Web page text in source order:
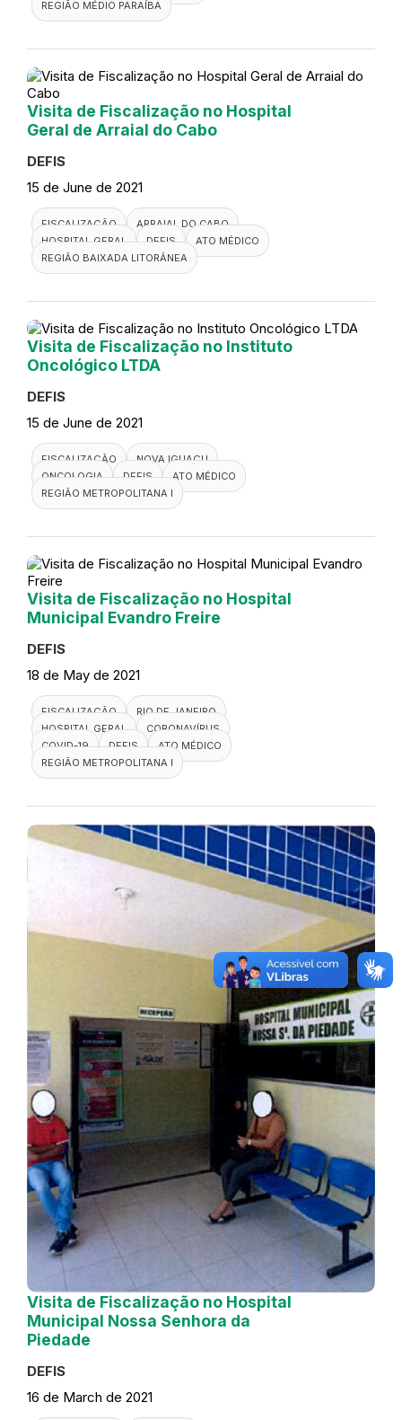
REGIÃO MÉDIO PARAÍBA
Visita de Fiscalização no Hospital
Geral de Arraial do Cabo
DEFIS
15 de June de 2021
FISCALIZAÇÃO
ARRAIAL DO CABO
HOSPITAL GERAL
DEFIS
ATO MÉDICO
REGIÃO BAIXADA LITORÂNEA
Visita de Fiscalização no Instituto
Oncológico LTDA
DEFIS
15 de June de 2021
FISCALIZAÇÃO
NOVA IGUAÇU
ONCOLOGIA
DEFIS
ATO MÉDICO
REGIÃO METROPOLITANA I
Visita de Fiscalização no Hospital
Municipal Evandro Freire
DEFIS
18 de May de 2021
FISCALIZAÇÃO
RIO DE JANEIRO
HOSPITAL GERAL
CORONAVÍRUS
COVID-19
DEFIS
ATO MÉDICO
REGIÃO METROPOLITANA I
Visita de Fiscalização no Hospital
Municipal Nossa Senhora da
Piedade
DEFIS
16 de March de 2021